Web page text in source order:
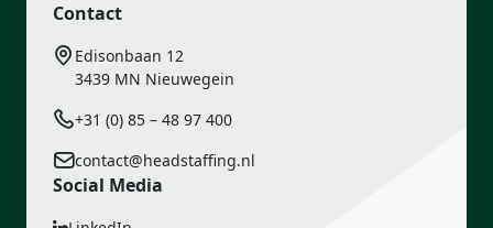
Contact
Edisonbaan 12
3439 MN Nieuwegein
+31 (0) 85 – 48 97 400
contact@headstaffing.nl
Social Media